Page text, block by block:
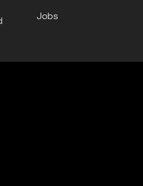
Jobs